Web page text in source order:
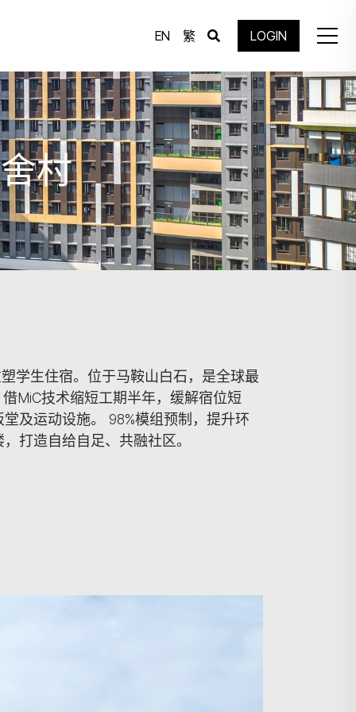
EN 繁 LOGIN
村
学生住宿。位于马鞍山白石，是全球最
MiC技术缩短工期半年，缓解宿位短
及运动设施。 98%模组预制，提升环
打造自给自足、共融社区。